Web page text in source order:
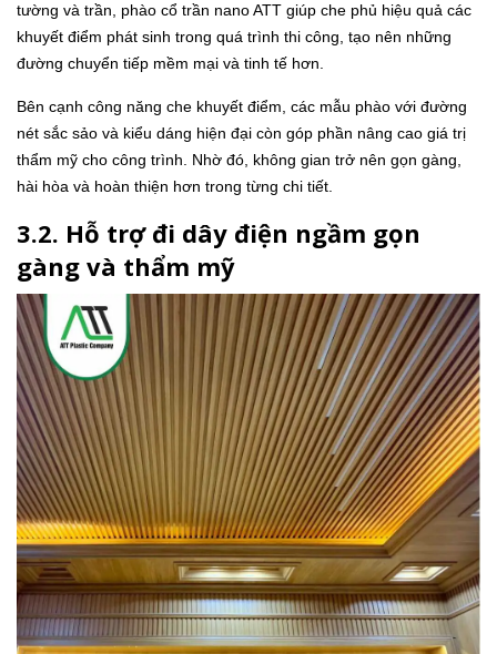
tường và trần, phào cổ trần nano ATT giúp che phủ hiệu quả các
khuyết điểm phát sinh trong quá trình thi công, tạo nên những
đường chuyển tiếp mềm mại và tinh tế hơn.
Bên cạnh công năng che khuyết điểm, các mẫu phào với đường
nét sắc sảo và kiểu dáng hiện đại còn góp phần nâng cao giá trị
thẩm mỹ cho công trình. Nhờ đó, không gian trở nên gọn gàng,
hài hòa và hoàn thiện hơn trong từng chi tiết.
3.2. Hỗ trợ đi dây điện ngầm gọn
gàng và thẩm mỹ